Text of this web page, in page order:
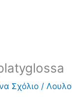
Σχόλιο /